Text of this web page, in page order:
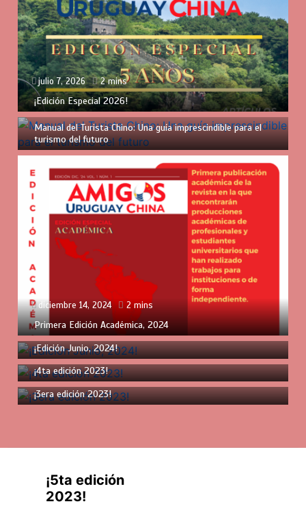
julio 7, 2026 2 mins
¡Edición Especial 2026!
agosto 7, 2025 3 mins
Manual del Turista Chino: Una guía imprescindible para el
turismo del futuro
diciembre 14, 2024 2 mins
Primera Edición Académica, 2024
junio 11, 2024 2 mins
¡Edición Junio, 2024!
enero 3, 2024 1 min
¡4ta edición 2023!
agosto 31, 2023 2 mins
¡3era edición 2023!
¡5ta edición
2023!